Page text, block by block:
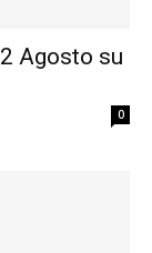
Agosto su
0